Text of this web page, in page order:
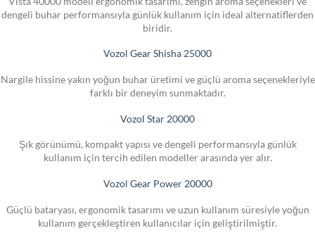
dengeli buhar performansıyla günlük kullanım için ideal alternatiflerden
biridir.
Vozol Gear Shisha 25000
Nargile hissine yakın yoğun buhar üretimi ve güçlü aroma seçenekleriyle
farklı bir deneyim sunmaktadır.
Vozol Star 20000
Şık görünümü, kompakt yapısı ve dengeli performansıyla günlük
kullanım için tercih edilen modeller arasında yer alır.
Vozol Gear Power 20000
Güçlü bataryası, ergonomik tasarımı ve uzun kullanım süresiyle yoğun
kullanım gerçekleştiren kullanıcılar için geliştirilmiştir.